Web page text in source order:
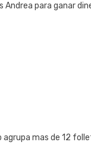
Andrea para ganar
mas de 12